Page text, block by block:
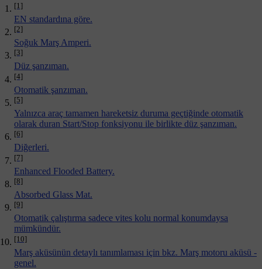
[1]
EN standardına göre.
[2]
Soğuk Marş Amperi.
[3]
Düz şanzıman.
[4]
Otomatik şanzıman.
[5]
Yalnızca araç tamamen hareketsiz duruma geçtiğinde otomatik
olarak duran Start/Stop fonksiyonu ile birlikte düz şanzıman.
[6]
Diğerleri.
[7]
Enhanced Flooded Battery.
[8]
Absorbed Glass Mat.
[9]
Otomatik çalıştırma sadece vites kolu normal konumdaysa
mümkündür.
[10]
Marş aküsünün detaylı tanımlaması için bkz. Marş motoru aküsü -
genel.